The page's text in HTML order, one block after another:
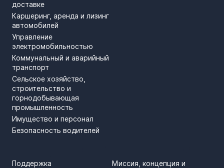
доставке
Каршеринг, аренда и лизинг
автомобилей
Управление
электромобильностью
Коммунальный и аварийный
транспорт
Сельское хозяйство,
строительство и
горнодобывающая
промышленность
Имущество и персонал
Безопасность водителей
Миссия, концепция и
Поддержка